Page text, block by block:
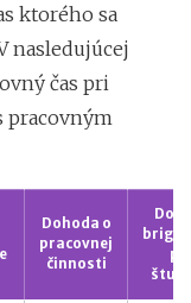
ktorého sa
nasledujúcej
čas pri
pracovným
Dohoda o
pracovnej
činnosti